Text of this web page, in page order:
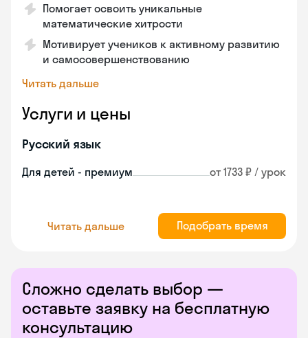
Помогает освоить уникальные
математические хитрости
Мотивирует учеников к активному развитию
и самосовершенствованию
Читать дальше
Услуги и цены
Русский язык
Для детей - премиум от 1733 ₽ / урок
Читать дальше Подобрать время
Сложно сделать выбор —
оставьте заявку на бесплатную
консультацию